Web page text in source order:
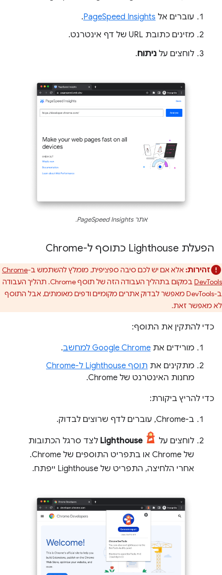
עוברים אל PageSpeed Insights
.
מזינים כתובת URL של דף אינטרנט.
לוחצים על ניתוח.
אתר PageSpeed Insights.
הפעלת Lighthouse כתוסף ל-Chrome
זהירות: אלא אם יש לכם סיבה ספציפית, מומלץ להשתמש ב-Chrome
DevTools
במקום בתהליך העבודה הזה של תוסף Chrome. תהליך העבודה
ב-DevTools מאפשר לבדוק אתרים מקומיים ודפים מאומתים, אבל התוסף
לא מאפשר זאת.
כדי להתקין את התוסף:
מורידים את Google Chrome למחשב
.
מתקינים את תוסף Lighthouse ל-Chrome
מחנות האינטרנט של Chrome.
כדי להריץ ביקורת:
ב-Chrome, עוברים לדף שרוצים לבדוק.
לוחצים על Lighthouse לצד סרגל הכתובות
של Chrome או בתפריט התוספים של Chrome.
אחרי הלחיצה, התפריט של Lighthouse ייפתח.